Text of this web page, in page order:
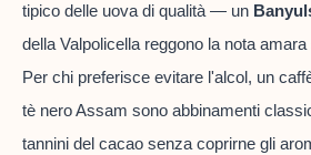
tipico delle uova di qualità — un
della Valpolicella reggono la nota
Per chi preferisce evitare l'alcol, un
tè nero Assam sono abbinamenti
tannini del cacao senza coprirne gli